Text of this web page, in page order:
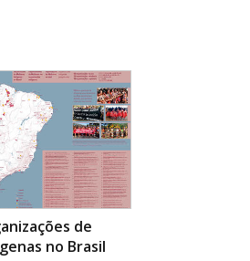
de
no Brasil